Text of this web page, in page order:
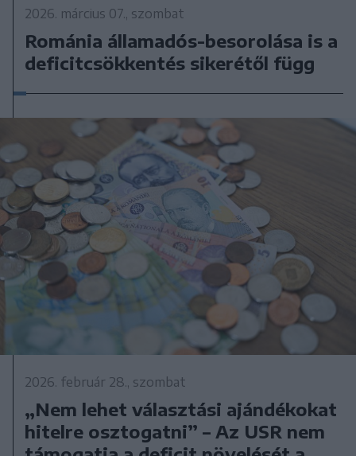
2026. március 07., szombat
Románia államadós-besorolása is a
deficitcsökkentés sikerétől függ
2026. február 28., szombat
„Nem lehet választási ajándékokat
hitelre osztogatni” – Az USR nem